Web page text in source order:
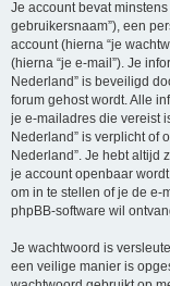
Je account bevat
gebruikersnaam”), een
account (hierna “je
(hierna “je e-mail”). Je
Nederland” is beveiligd
forum gehost wordt. Alle
je e-mailadres die vereist
Nederland” is verplicht of
Nederland”. Je hebt altijd
je account openbaar
om in te stellen of je de e-
phpBB-software wil
Je wachtwoord is
een veilige manier is